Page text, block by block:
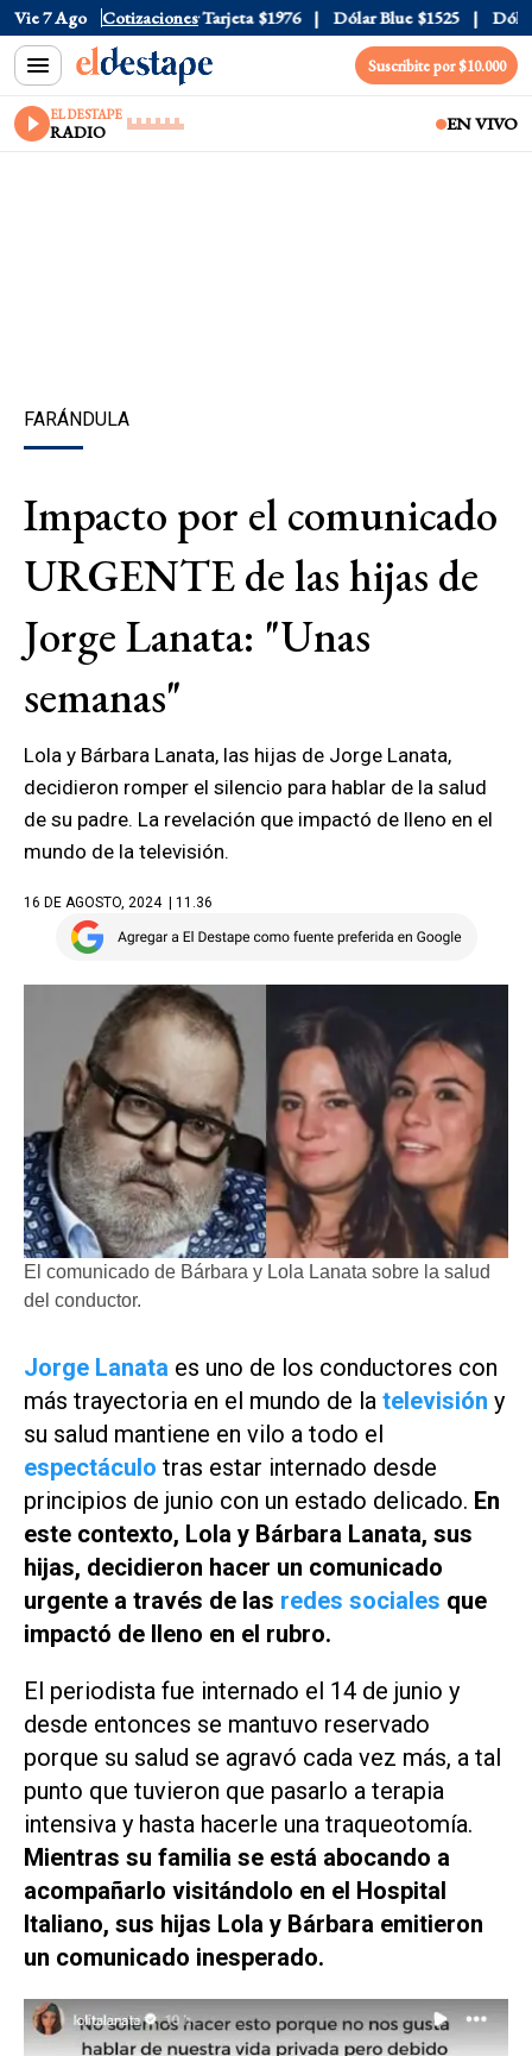
Vie 7 Ago Cotizaciones
$1520 Dólar Tarjeta $1976 Dólar Blue $1525 Dólar
Suscribite por $10.000
EL DESTAPE
RADIO EN VIVO
FARÁNDULA
Impacto por el comunicado
URGENTE de las hijas de
Jorge Lanata: "Unas
semanas"
Lola y Bárbara Lanata, las hijas de Jorge Lanata,
decidieron romper el silencio para hablar de la salud
de su padre. La revelación que impactó de lleno en el
mundo de la televisión.
16 DE AGOSTO, 2024 | 11.36
El comunicado de Bárbara y Lola Lanata sobre la salud
del conductor.
Jorge Lanata es uno de los conductores con
más trayectoria en el mundo de la televisión y
su salud mantiene en vilo a todo el
espectáculo tras estar internado desde
principios de junio con un estado delicado. En
este contexto, Lola y Bárbara Lanata, sus
hijas, decidieron hacer un comunicado
urgente a través de las redes sociales que
impactó de lleno en el rubro.
El periodista fue internado el 14 de junio y
desde entonces se mantuvo reservado
porque su salud se agravó cada vez más, a tal
punto que tuvieron que pasarlo a terapia
intensiva y hasta hacerle una traqueotomía.
Mientras su familia se está abocando a
acompañarlo visitándolo en el Hospital
Italiano, sus hijas Lola y Bárbara emitieron
un comunicado inesperado.